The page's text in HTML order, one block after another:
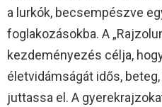
a lurkók, becsempészve
foglakozásokba. A
kezdeményezés célja,
életvidámságát idős,
juttassa el. A